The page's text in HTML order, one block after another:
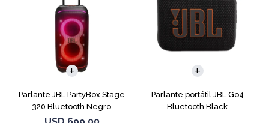
Parlante JBL PartyBox Stage
320 Bluetooth Negro
Parlante portátil JBL Go4
Bluetooth Black